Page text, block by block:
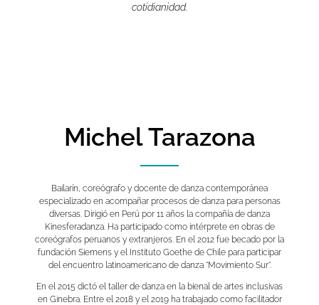
n
a
M
cotidianidad.
Michel Tarazona
Bailarín, coreógrafo y docente de danza contemporánea
especializado en acompañar procesos de danza para personas
diversas. Dirigió en Perú por 11 años la compañía de danza
Kinesferadanza. Ha participado como intérprete en obras de
coreógrafos peruanos y extranjeros. En el 2012 fue becado por la
fundación Siemens y el Instituto Goethe de Chile para participar
del encuentro latinoamericano de danza “Movimiento Sur“.
En el 2015 dictó el taller de danza en la bienal de artes inclusivas
en Ginebra. Entre el 2018 y el 2019 ha trabajado como facilitador